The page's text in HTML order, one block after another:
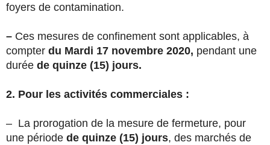
foyers de contamination.
– Ces mesures de confinement sont applicables, à
compter du Mardi 17 novembre 2020, pendant une
durée de quinze (15) jours.
2. Pour les activités commerciales :
– La prorogation de la mesure de fermeture, pour
une période de quinze (15) jours, des marchés de